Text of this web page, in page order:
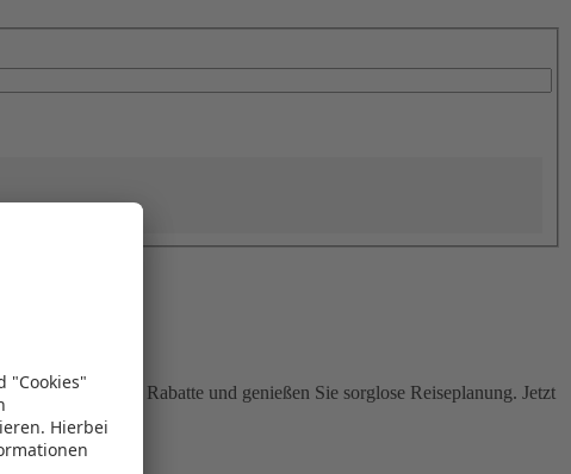
Sie attraktive Rabatte und genießen Sie sorglose Reiseplanung. Jetzt